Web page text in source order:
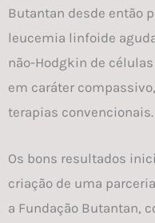
Butantan desde então
leucemia linfoide
não-Hodgkin de
em caráter
terapias convencionais.
Os bons resultados
criação de uma
a Fundação Butantan,